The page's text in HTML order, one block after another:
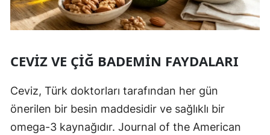
CEVIZ VE ÇIĞ BADEMIN FAYDALARI
Ceviz, Türk doktorları tarafından her gün
önerilen bir besin maddesidir ve sağlıklı bir
omega-3 kaynağıdır. Journal of the American